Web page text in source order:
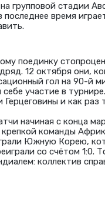
групповой стадии
время
поединку
12 октября они,
гол на 90-й
участие в
и как раз
начиная с конца
команды
Южную Корею,
со счётом 1:0.
коллектив